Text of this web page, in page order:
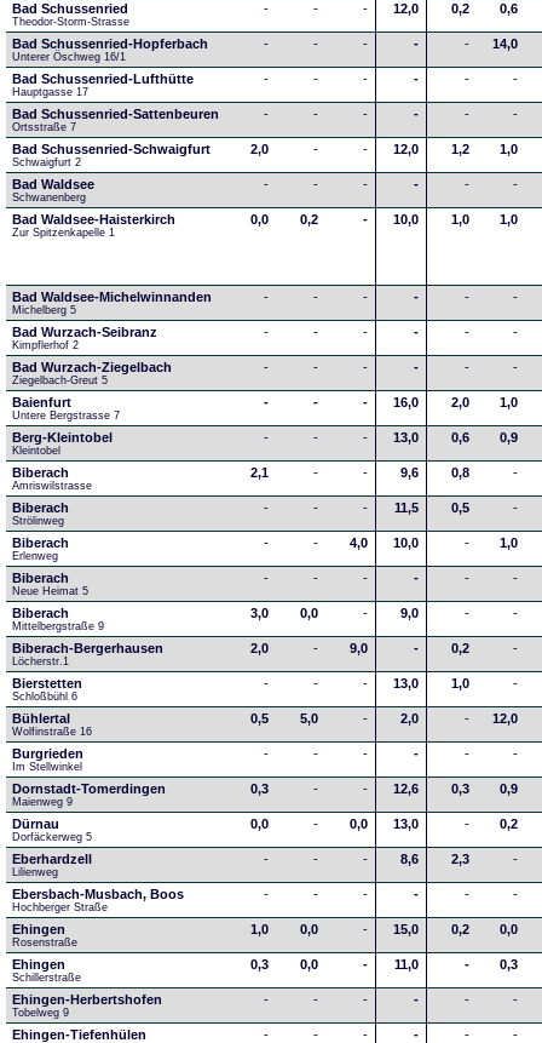
Bad Schussenried
Theodor-Storm-Strasse
- - - 12,0 0,2 0,6
Bad Schussenried-Hopferbach
Unterer Öschweg 16/1
- - - - - 14,0
Bad Schussenried-Lufthütte
Hauptgasse 17
- - - - - -
Bad Schussenried-Sattenbeuren
Ortsstraße 7
- - - - - -
Bad Schussenried-Schwaigfurt
Schwaigfurt 2
2,0 - - 12,0 1,2 1,0
Bad Waldsee
Schwanenberg
- - - - - -
Bad Waldsee-Haisterkirch
Zur Spitzenkapelle 1
0,0 0,2 - 10,0 1,0 1,0
Bad Waldsee-Michelwinnanden
Michelberg 5
- - - - - -
Bad Wurzach-Seibranz
Kimpflerhof 2
- - - - - -
Bad Wurzach-Ziegelbach
Ziegelbach-Greut 5
- - - - - -
Baienfurt
Untere Bergstrasse 7
- - - 16,0 2,0 1,0
Berg-Kleintobel
Kleintobel
- - - 13,0 0,6 0,9
Biberach
Amriswilstrasse
2,1 - - 9,6 0,8 -
Biberach
Strölinweg
- - - 11,5 0,5 -
Biberach
Erlenweg
- - 4,0 10,0 - 1,0
Biberach
Neue Heimat 5
- - - - - -
Biberach
Mittelbergstraße 9
3,0 0,0 - 9,0 - -
Biberach-Bergerhausen
Löcherstr.1
2,0 - 9,0 - 0,2 -
Bierstetten
Schloßbühl 6
- - - 13,0 1,0 -
Bühlertal
Wolfinstraße 16
0,5 5,0 - 2,0 - 12,0
Burgrieden
Im Stellwinkel
- - - - - -
Dornstadt-Tomerdingen
Maienweg 9
0,3 - - 12,6 0,3 0,9
Dürnau
Dorfäckerweg 5
0,0 - 0,0 13,0 - 0,2
Eberhardzell
Lilienweg
- - - 8,6 2,3 -
Ebersbach-Musbach, Boos
Hochberger Straße
- - - - - -
Ehingen
Rosenstraße
1,0 0,0 - 15,0 0,2 0,0
Ehingen
Schillerstraße
0,3 0,0 - 11,0 - 0,3
Ehingen-Herbertshofen
Tobelweg 9
- - - - - -
Ehingen-Tiefenhülen - - - - - -